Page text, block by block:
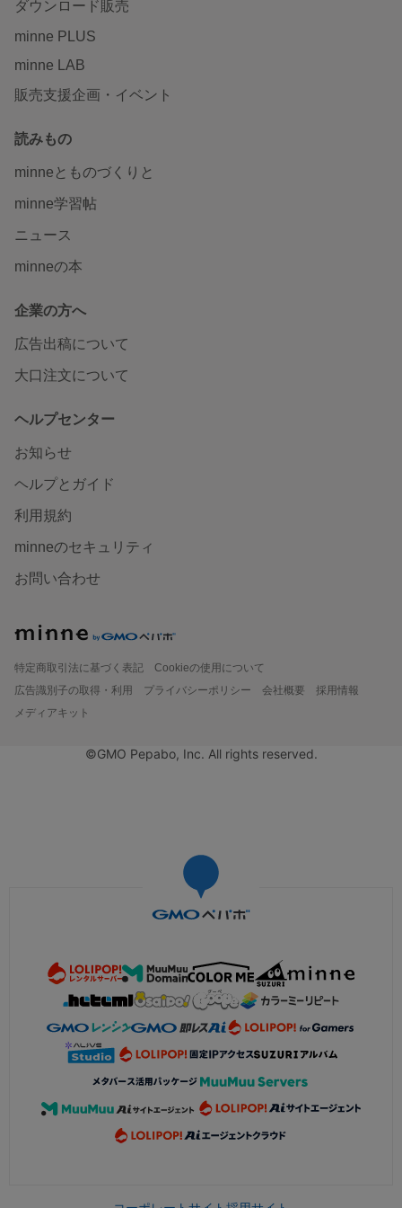
ダウンロード販売
minne PLUS
minne LAB
販売支援企画・イベント
読みもの
minneとものづくりと
minne学習帖
ニュース
minneの本
企業の方へ
広告出稿について
大口注文について
ヘルプセンター
お知らせ
ヘルプとガイド
利用規約
minneのセキュリティ
お問い合わせ
特定商取引法に基づく表記
Cookieの使用について
広告識別子の取得・利用
プライバシーポリシー 会社概要
採用情報
メディアキット
©GMO Pepabo, Inc. All rights reserved.